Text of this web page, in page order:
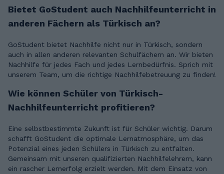
Bietet GoStudent auch Nachhilfeunterricht in
anderen Fächern als Türkisch an?
GoStudent bietet Nachhilfe nicht nur in Türkisch, sondern
auch in allen anderen relevanten Schulfächern an. Wir bieten
Nachhilfe für jedes Fach und jedes Lernbedürfnis. Sprich mit
unserem Team, um die richtige Nachhilfebetreuung zu finden!
Wie können Schüler von Türkisch-
Nachhilfeunterricht profitieren?
Eine selbstbestimmte Zukunft ist für Schüler wichtig. Darum
schafft GoStudent die optimale Lernatmosphäre, um das
Potenzial eines jeden Schülers in Türkisch zu entfalten.
Gemeinsam mit unseren qualifizierten Nachhilfelehrern, kann
ein rascher Lernerfolg erzielt werden. Mit dem Einsatz von